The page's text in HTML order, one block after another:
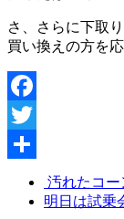
さ、さらに下取
買い換えの方を
Facebook
Twitter
汚れたコ
明日は試乗